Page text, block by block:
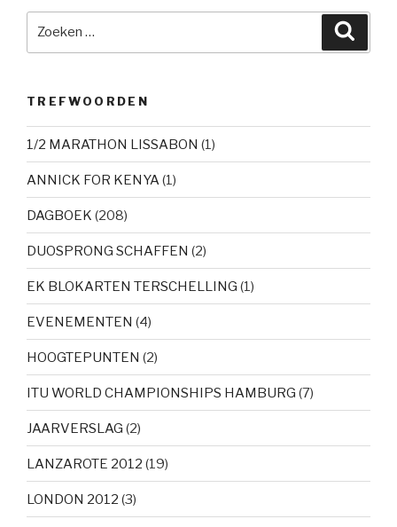
TREFWOORDEN
1/2 MARATHON LISSABON (1)
ANNICK FOR KENYA(1)
DAGBOEK (208)
DUOSPRONG SCHAFFEN (2)
EK BLOKARTEN TERSCHELLING (1)
EVENEMENTEN (4)
HOOGTEPUNTEN (2)
ITU WORLD CHAMPIONSHIPS HAMBURG (7)
JAARVERSLAG (2)
LANZAROTE 2012 (19)
LONDON 2012 (3)